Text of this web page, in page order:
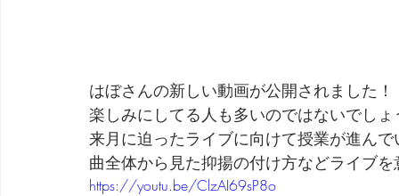
はぼさんの新しい動画が公開されました！
楽しみにしてる人も多いのではないでしょ
来月に迫ったライブに向けて授業が進んで
曲全体から見た抑揚の付け方などライブ
https://youtu.be/ClzAI69sP8o